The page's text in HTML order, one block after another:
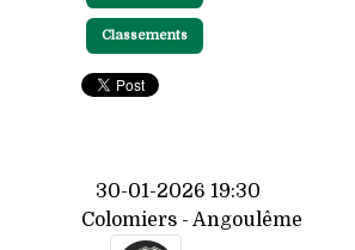
Classements
30-01-2026 19:30
Colomiers - Angoulême